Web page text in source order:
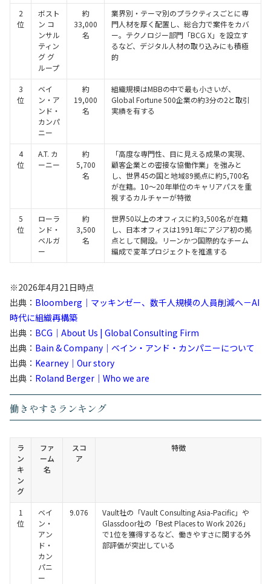
2
位
ボスト
ン コ
ンサル
ティン
グ グ
ループ
約
33,000
名
業界別・テーマ別のプラクティスごとに専
門人材を厚く配置し、総合力で案件をカバ
ー。テクノロジー部門「BCG X」を設立す
るなど、デジタル人材の取り込みにも積極
的
3
位
ベイ
ン・ア
ンド・
カンパ
ニー
約
19,000
名
組織規模はMBBの中で最も小さいが、
Global Fortune 500企業の約3分の2と取引
実績を有する
4
位
A.T. カ
ーニー
約
5,700
名
「高度な専門性、目に見える成果の実現、
顧客企業との密接な協働作業」を強みと
し、世界45の国と地域89拠点に約5,700名
が在籍。10〜20年単位のキャリアパスを重
視するカルチャーが特徴
5
位
ローラ
ンド・
ベルガ
ー
約
3,500
名
世界50以上のオフィスに約3,500名が在籍
し、日本オフィスは1991年にアジア初の拠
点として開設。リーンかつ国際的なチーム
編成で変革プロジェクトを推進する
※2026年4月21日時点
出典： Bloomberg｜マッキンゼー、数千人規模の人員削減へ－AI
時代に組織再構築
出典： BCG｜About Us | Global Consulting Firm
出典： Bain & Company｜ベイン・アンド・カンパニーについて
出典： Kearney｜Our story
出典： Roland Berger｜Who we are
働きやすさランキング
ラ
ン
キ
ン
グ
ファ
ーム
名
スコ
ア
特徴
1
位
ベイ
ン・
アン
ド・
カン
パニ
ー
9.076
Vault社の「Vault Consulting Asia-Pacific」や
Glassdoor社の「Best Places to Work 2026」
で1位を獲得するなど、働きやすさに関する外
部評価が突出している